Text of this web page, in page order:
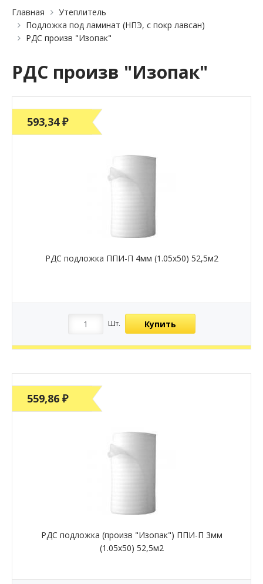
Главная
Утеплитель
Подложка под ламинат (НПЭ, с покр лавсан)
РДС произв "Изопак"
РДС произв "Изопак"
593,34 ₽
РДС подложка ППИ-П 4мм (1.05х50) 52,5м2
Шт. Купить
559,86 ₽
РДС подложка (произв "Изопак") ППИ-П 3мм
(1.05х50) 52,5м2